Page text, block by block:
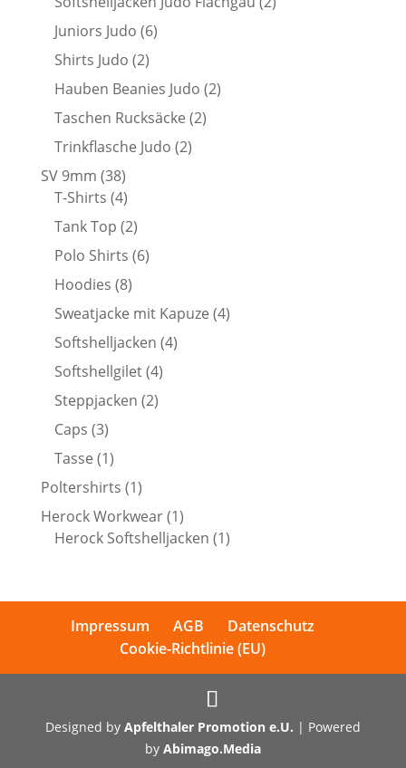
Juniors Judo 66
Shirts Judo 22
Produkte
Hauben Beanies Judo 22
Taschen Rucksäcke 22
Trinkflasche Judo 22
SV 9mm 3838
Produkte
T-Shirts 44
Produkte
Tank Top 22
Produkte
Polo Shirts 66
Hoodies 88
Produkte
Sweatjacke mit Kapuze 44
Softshelljacken 44
Softshellgilet 44
Steppjacken 22
Caps 33
Produkte
Tasse 11
Produkt
Poltershirts 11
Produkt
Herock Workwear 11
Produkt
Herock Softshelljacken 11
Impressum AGB
Datenschutz
Cookie-Richtlinie (EU)
Designed by Apfelthaler Promotion e.U. | Powered
by Abimago.Media